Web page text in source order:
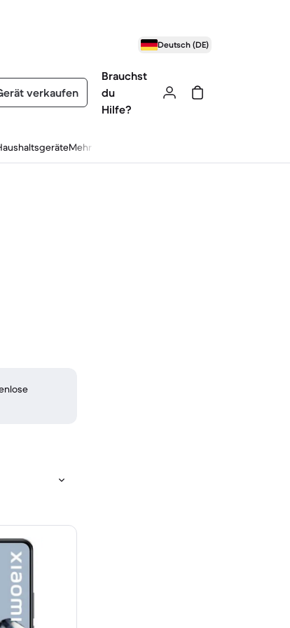
Deutsch (DE)
verkaufen
Brauchst
du
Hilfe?
Mehr